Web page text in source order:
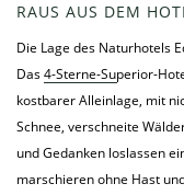
RAUS AUS DEM
Die Lage des Naturhotels
Das4-Sterne-Superior-
kostbarer Alleinlage, mit
Schnee, verschneite
und Gedanken loslassen
marschieren ohne Hast